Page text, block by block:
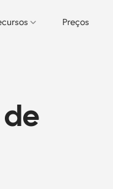
Preços
de